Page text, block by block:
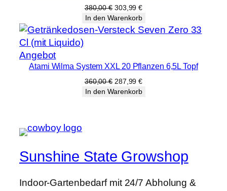
Angebot380,00€ Ursprünglicher
Preis
war:
380,00 €
303,99€Aktueller
Preis
ist:
303,99 €.
In den Warenkorb
AngebotProdukt
im
Angebot
Atami Wilma System XXL 20 Pflanzen 6,5L Topf
360,00€ Ursprünglicher
Preis
287,99€Aktueller
Preis
In den Warenkorb
Sunshine State Growshop
Indoor-Gartenbedarf mit 24/7 Abholung &